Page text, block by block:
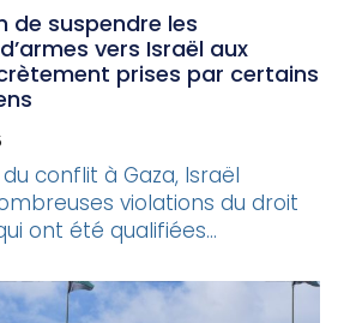
de suspendre les
vers Israël aux
prises par certains
conflit à Gaza, Israël
violations du droit
ont été qualifiées...